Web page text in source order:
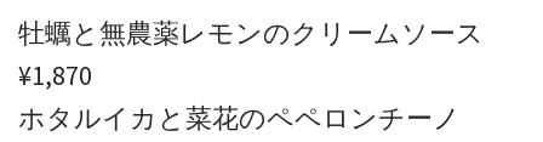
牡蠣と無農薬レモンのクリームソース
¥1,870
ホタルイカと菜花のペペロンチーノ